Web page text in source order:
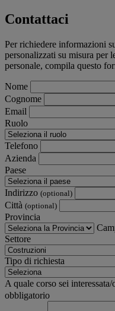
Contattaci
Per richiedere informazioni
personalizzati su misura per
personale, compila questo
Nome
Cognome
Email
Ruolo
Telefono
Azienda
Paese
Indirizzo (optional)
Città (optional)
Provincia
Settore
Tipo di richiesta
A quale corso sei interessata/
obbligatorio